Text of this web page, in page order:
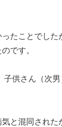
たことでした
です。
子供さん（次
と混同された